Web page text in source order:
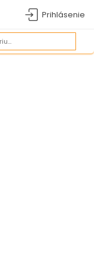
Prihlásenie